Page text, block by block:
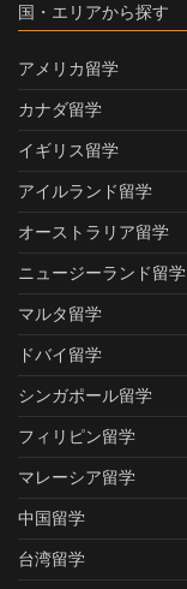
国・エリアから探す
アメリカ留学
カナダ留学
イギリス留学
アイルランド留学
オーストラリア留学
ニュージーランド留学
マルタ留学
ドバイ留学
シンガポール留学
フィリピン留学
マレーシア留学
中国留学
台湾留学